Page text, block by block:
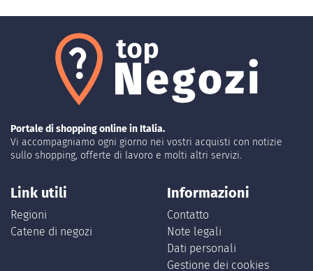
Portale di shopping online in Italia.
Vi accompagniamo ogni giorno nei vostri acquisti con notizie
sullo shopping, offerte di lavoro e molti altri servizi.
Link utili
Regioni
Catene di negozi
Informazioni
Contatto
Note legali
Dati personali
Gestione dei cookies